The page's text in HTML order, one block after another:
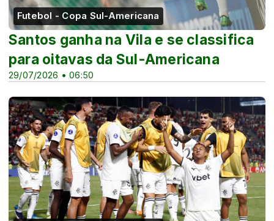
Futebol - Copa Sul-Americana
29/07/2026 • 06:50
Santos ganha na Vila e se classifica
para oitavas da Sul-Americana